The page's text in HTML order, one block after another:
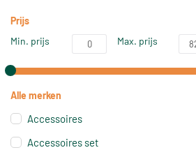
Prijs
Min. prijs
Max. prijs
Alle merken
Accessoires
Accessoires set